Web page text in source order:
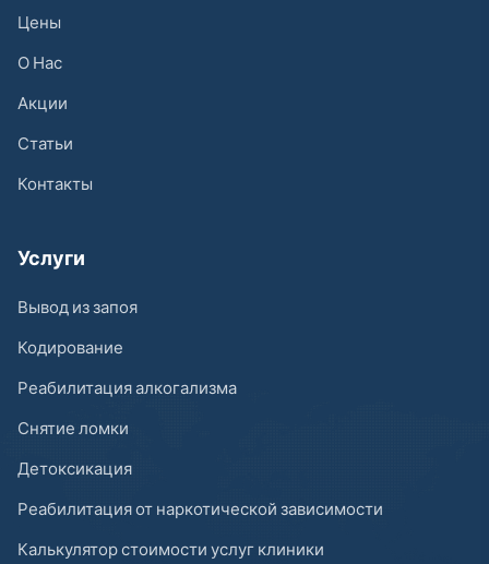
Цены
О Нас
Акции
Статьи
Контакты
Услуги
Вывод из запоя
Кодирование
Реабилитация алкогализма
Снятие ломки
Детоксикация
Реабилитация от наркотической зависимости
Калькулятор стоимости услуг клиники